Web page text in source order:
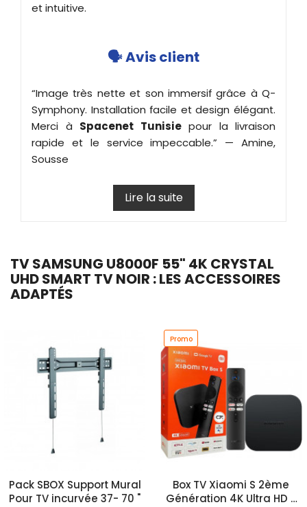
et intuitive.
🗣️ Avis client
“Image très nette et son immersif grâce à Q-
Symphony. Installation facile et design élégant.
Merci à Spacenet Tunisiepour la livraison
rapide et le service impeccable.” — Amine,
Sousse
Lire la suite
TV SAMSUNG U8000F 55" 4K CRYSTAL
UHD SMART TV NOIR : LES ACCESSOIRES
ADAPTÉS
Pack SBOX Support Mural
Pour TV incurvée 37- 70 "
Promo
Box TV Xiaomi S 2ème
Génération 4K Ultra HD -